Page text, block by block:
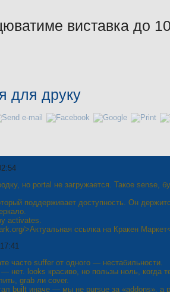
виставка до
для друку
но portal не загружается. Такое sense,
поддерживает доступность. Он
activates.
>Актуальная ссылка на Кракен
часто suffer от одного — нестабильности.
нет. looks красиво, но пользы ноль, когда
grab ли cover.
built иначе — мы не pursue за «addons», а